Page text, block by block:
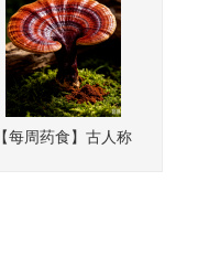
【每周药食】古人称